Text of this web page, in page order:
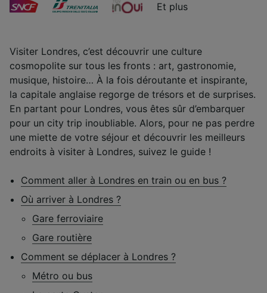
Et plus
Visiter Londres, c’est découvrir une culture
cosmopolite sur tous les fronts : art, gastronomie,
musique, histoire… À la fois déroutante et inspirante,
la capitale anglaise regorge de trésors et de surprises.
En partant pour Londres, vous êtes sûr d’embarquer
pour un city trip inoubliable. Alors, pour ne pas perdre
une miette de votre séjour et découvrir les meilleurs
endroits à visiter à Londres, suivez le guide !
Comment aller à Londres en train ou en bus ?
Où arriver à Londres ?
Gare ferroviaire
Gare routière
Comment se déplacer à Londres ?
Métro ou bus